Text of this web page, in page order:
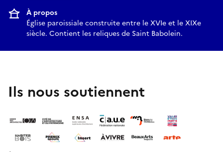
À propos
Église paroissiale construite entre le XVIe et le XIXe
siècle. Contient les reliques de Saint Babolein.
Ils nous soutiennent